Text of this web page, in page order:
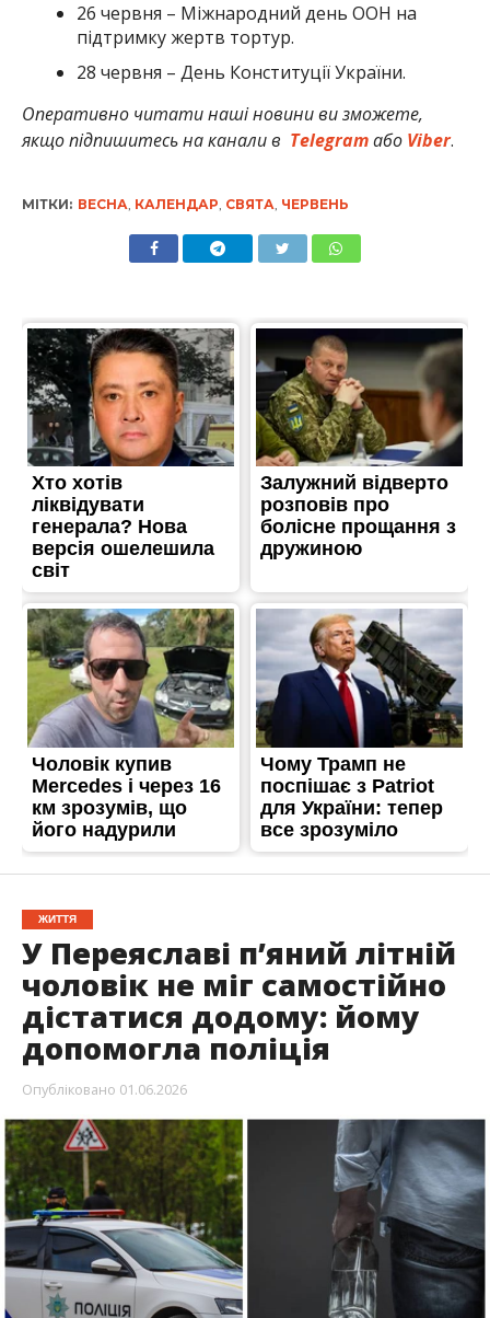
26 червня – Міжнародний день ООН нa
підтримку жертв тортур.
28 червня – День Конституції України.
Оперативно читати наші новини ви зможете,
якщо підпишитесь на канали в Telegramабо Viber.
МІТКИ: ВЕСНА, КАЛЕНДАР, СВЯТА, ЧЕРВЕНЬ
ЖИТТЯ
У Переяславі п’яний літній
чоловік не міг самостійно
дістатися додому: йому
допомогла поліція
Опубліковано 01.06.2026